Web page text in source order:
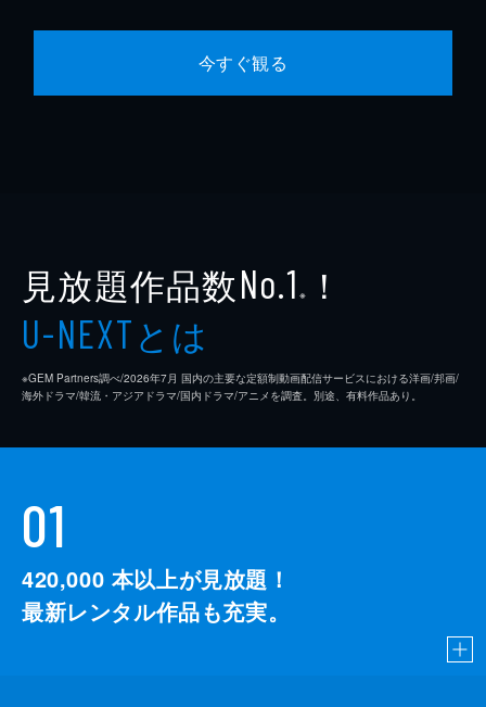
今すぐ観る
見放題作品数No.1 ※ ！
U-NEXTとは
※GEM Partners調べ/2026年7⽉ 国内の主要な定額制動画配信サービスにおける洋画/邦画/
海外ドラマ/韓流・アジアドラマ/国内ドラマ/アニメを調査。別途、有料作品あり。
01
420,000 本以上が見放題！
最新レンタル作品も充実。